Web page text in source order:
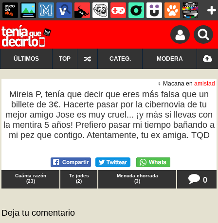
ÚLTIMOS TOP CATEG. MODERA
♀ Macana en amistad
Mireia P, tenía que decir que eres más falsa que un
billete de 3€. Hacerte pasar por la cibernovia de tu
mejor amigo Jose es muy cruel... ¡y más si llevas con
la mentira 5 años! Prefiero pasar mi tiempo bañando a
mi pez que contigo. Atentamente, tu ex amiga. TQD
Cuánta razón
(23)
Te jodes
(2)
Menuda chorrada
(3) 0
Deja tu comentario